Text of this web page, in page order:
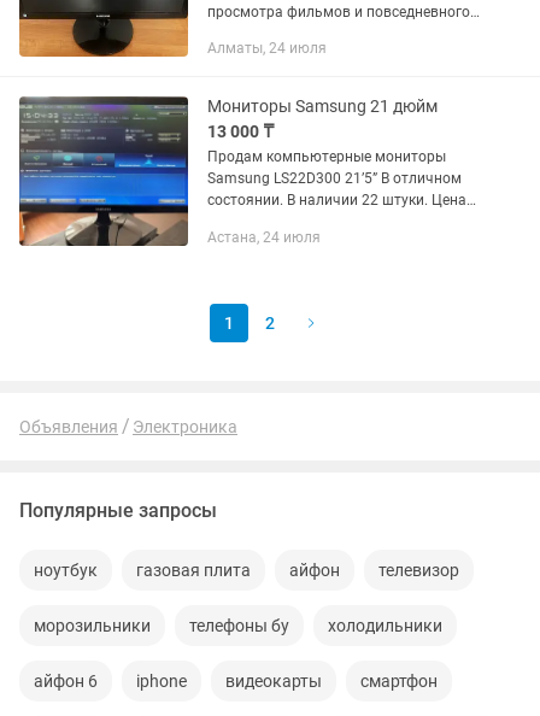
просмотра фильмов и повседневного
надежная работа. Характеристики:
Алматы, 24 июля
Мониторы Samsung 21 дюйм
13 000 ₸
Продам компьютерные мониторы
Samsung LS22D300 21’5” В отличном
состоянии. В наличии 22 штуки. Цена
договорная. Самовывоз. Технические
Астана, 24 июля
1 2
Объявления Электроника
Популярные запросы
ноутбук газовая плита айфон телевизор
морозильники телефоны бу холодильники
айфон 6 iphone видеокарты смартфон